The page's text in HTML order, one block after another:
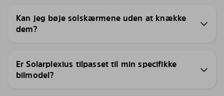
Kan jeg bøje solskærmene uden at knække
dem?
Er Solarplexius tilpasset til min specifikke
bilmodel?